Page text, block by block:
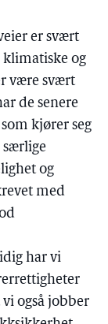
er svært
og
være svært
de senere
kjører seg
særlige
og
med
har vi
også jobber